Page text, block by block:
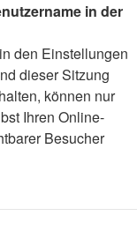
in der
den Einstellungen
dieser Sitzung
können nur
Ihren Online-
Besucher